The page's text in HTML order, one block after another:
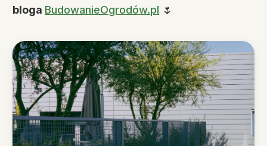
bloga BudowanieOgrodów.pl 🌷